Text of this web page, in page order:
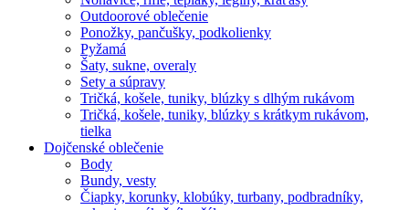
Outdoorové oblečenie
Ponožky, pančušky, podkolienky
Pyžamá
Šaty, sukne, overaly
Sety a súpravy
Tričká, košele, tuniky, blúzky s dlhým rukávom
Tričká, košele, tuniky, blúzky s krátkym rukávom,
tielka
Dojčenské oblečenie
Body
Bundy, vesty
Čiapky, korunky, klobúky, turbany, podbradníky,